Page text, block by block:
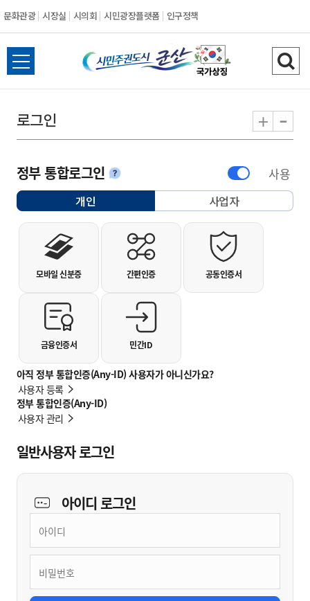
문화관광 시장실 시의회 시민광장플랫폼 인구정책
시민주권도시 군
전체메뉴 열기 검
로그인 + -
정부 통합로그인안내 사용
아직 정부 통합인증(Any-ID) 사용자가 아니신가요?
사용자 등록
정부 통합인증(Any-ID)
사용자 관리
개인선택됨 사업자
개인사용자 로그인
모바일 신분증 간편인증 공동인증서
금융인증서 민간ID
일반사용자 로그인
아이디로그인